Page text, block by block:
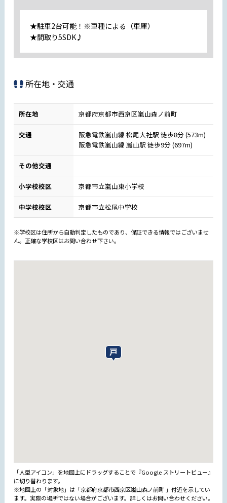
★駐車2台可能！※車種による（車庫）
★間取り5SDK♪
所在地・交通
所在地 京都府京都市西京区嵐山森ノ前町
交通
阪急電鉄嵐山線 松尾大社駅 徒歩8分 (573m)
阪急電鉄嵐山線 嵐山駅 徒歩9分 (697m)
その他交通
小学校校区 京都市立嵐山東小学校
中学校校区 京都市立松尾中学校
※学校区は住所から自動判定したものであり、保証できる情報ではございませ
ん。正確な学校区はお問い合わせ下さい。
「人型アイコン」を地図上にドラッグすることで『Google ストリートビュー』
に切り替わります。
※地図上の「対象地」は「京都府京都市西京区嵐山森ノ前町 」付近を示してい
ます。実際の場所ではない場合がございます。詳しくはお問い合わせください。